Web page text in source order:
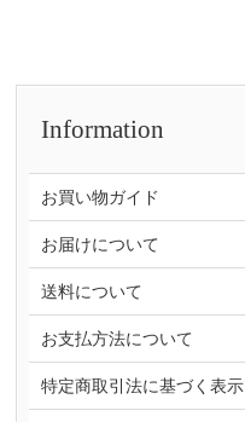
Information
お買い物ガイド
お届けについて
送料について
お支払方法について
特定商取引法に基づく表示